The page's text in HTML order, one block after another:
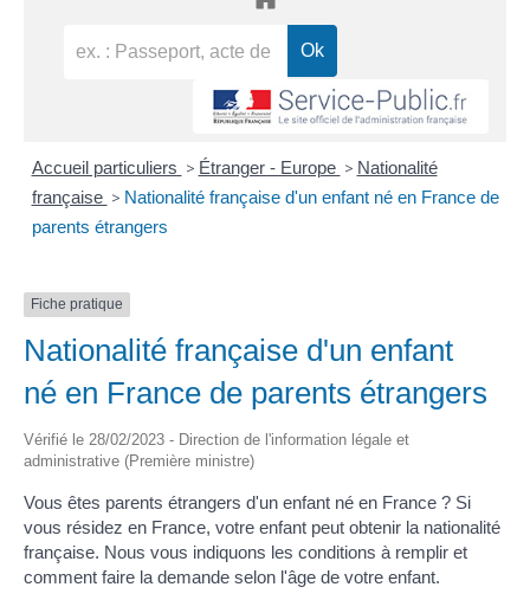
Accueil particuliers > Étranger - Europe > Nationalité
française > Nationalité française d'un enfant né en France de
parents étrangers
Fiche pratique
Nationalité française d'un enfant
né en France de parents étrangers
Vérifié le 28/02/2023 - Direction de l'information légale et
administrative (Première ministre)
Vous êtes parents étrangers d'un enfant né en France ? Si
vous résidez en France, votre enfant peut obtenir la nationalité
française. Nous vous indiquons les conditions à remplir et
comment faire la demande selon l'âge de votre enfant.